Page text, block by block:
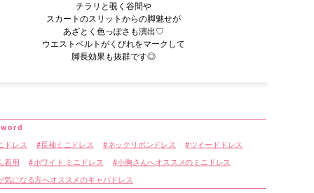
チラリと覗く谷間や
スカートのスリットからの脚魅せが
あざとく色っぽさも演出♡
ウエストベルトがくびれをマークして
脚長効果も抜群です◎
ドレス 長袖ミニドレス ネックリボンドレス ツイードドレス
着用 ホワイト ミニドレス 小胸さんへオススメのミニドレス
気になる方へオススメのキャバドレス